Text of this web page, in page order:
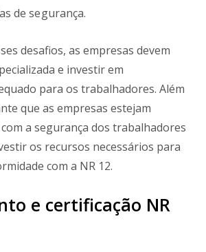
de segurança.
desafios, as empresas devem
e investir em
para os trabalhadores. Além
que as empresas estejam
a segurança dos trabalhadores
os recursos necessários para
com a NR 12.
e certificação NR